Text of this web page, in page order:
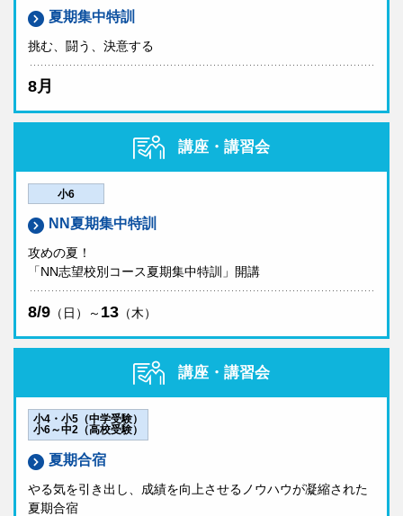
夏期集中特訓
挑む、闘う、決意する
8月
講座・講習会
小6
NN夏期集中特訓
攻めの夏！
「NN志望校別コース夏期集中特訓」開講
8/9 （日）～ 13 （木）
講座・講習会
小4・小5（中学受験）
小6～中2（高校受験）
夏期合宿
やる気を引き出し、成績を向上させるノウハウが凝縮された
夏期合宿